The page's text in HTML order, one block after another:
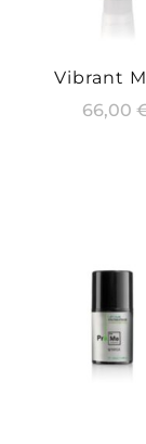
Vibrant
66,00